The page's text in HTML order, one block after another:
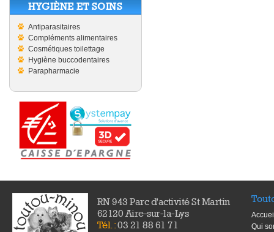
HYGIÈNE ET SOINS
Antiparasitaires
Compléments alimentaires
Cosmétiques toilettage
Hygiène buccodentaires
Parapharmacie
RN 943 Parc d'activité St Martin
62120 Aire-sur-la-Lys
Tél. :03 21 88 61 71
Qui